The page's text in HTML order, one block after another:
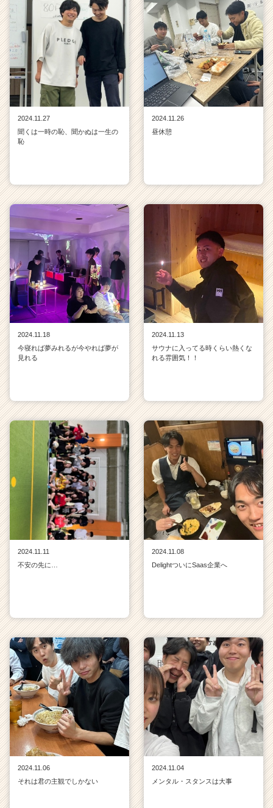
2024.11.27
聞くは一時の恥、聞かぬは一生の
恥
2024.11.26
昼休憩
2024.11.18
今寝れば夢みれるが今やれば夢が
見れる
2024.11.13
サウナに入ってる時くらい熱くな
れる雰囲気！！
2024.11.11
不安の先に…
2024.11.08
DelightついにSaas企業へ
2024.11.06
それは君の主観でしかない
2024.11.04
メンタル・スタンスは大事